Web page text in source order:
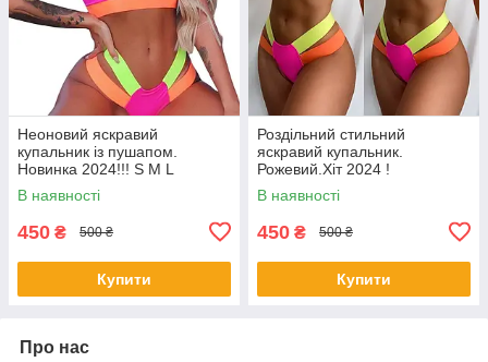
Неоновий яскравий
купальник із пушапом.
Новинка 2024!!! S M L
В наявності
450 ₴ 500 ₴
Купити
Роздільний стильний
яскравий купальник.
Рожевий.Хіт 2024 !
В наявності
450 ₴ 500 ₴
Купити
Про нас